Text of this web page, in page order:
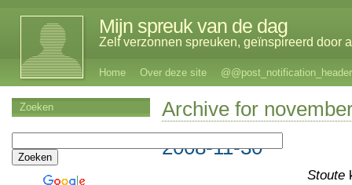
Mijn spreuk van de dag
Zelf verzonnen spreuken, geïnspireerd door
Home Over deze site @@post_notification_header
Archive for
2008-11-30
Stoute
Zoeken